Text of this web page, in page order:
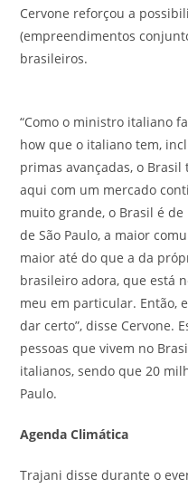
Cervone reforçou a
(empreendimentos
brasileiros.
“Como o ministro italiano
how que o italiano tem,
primas avançadas, o
aqui com um mercado
muito grande, o Brasil é
de São Paulo, a maior
maior até do que a da
brasileiro adora, que está
meu em particular. Então,
dar certo”, disse Cervone.
pessoas que vivem no
italianos, sendo que 20
Paulo.
Agenda Climática
Trajani disse durante o